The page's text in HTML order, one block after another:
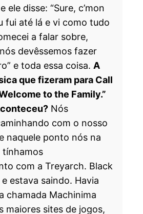
ele disse: “Sure, c’mon
fui até lá e vi como tudo
a falar sobre,
devêssemos fazer
e toda essa coisa. A
que fizeram para Call
to the Family.”
Nós
com o nosso
naquele ponto nós na
tínhamos
com a Treyarch. Black
estava saindo. Havia
chamada Machinima
maiores sites de jogos,